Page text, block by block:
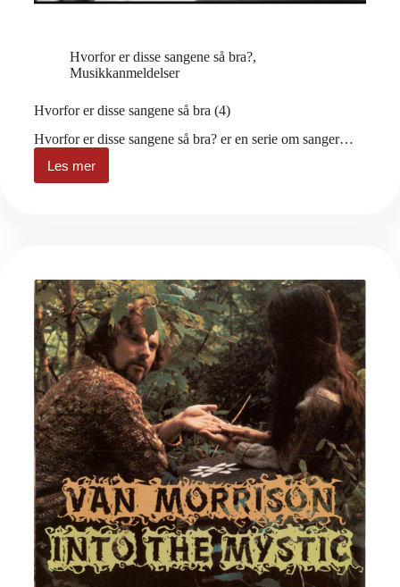
Hvorfor er disse sangene så bra?,
Musikkanmeldelser
Hvorfor er disse sangene så bra (4)
Hvorfor er disse sangene så bra? er en serie om sanger…
Les mer
Hvorfor
er